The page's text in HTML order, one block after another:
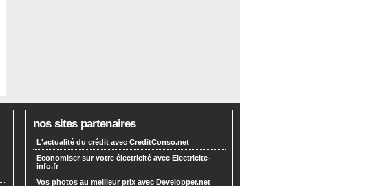
nos sites partenaires
L'actualité du crédit avec CreditConso.net
Economiser sur votre électricité avec Electricite-
info.fr
Vos photos au meilleur prix avec Developper.net